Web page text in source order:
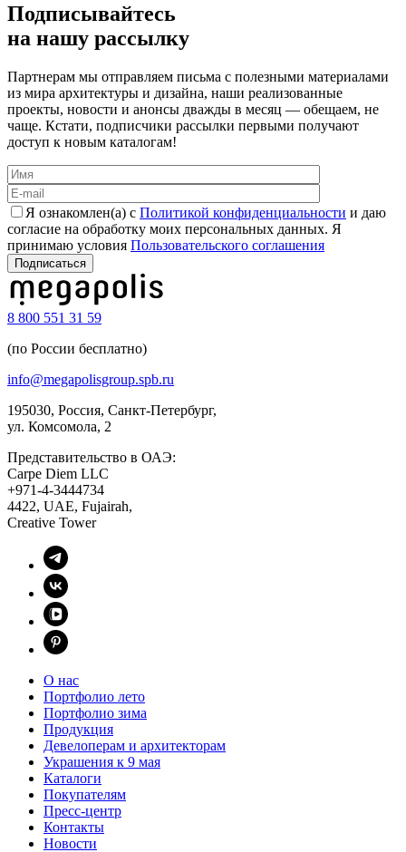
Подписывайтесь
на нашу рассылку
Партнерам мы отправляем письма с полезными материалами
из мира архитектуры и дизайна, наши реализованные
проекты, новости и анонсы дважды в месяц — обещаем, не
чаще. Кстати, подписчики рассылки первыми получают
доступ к новым каталогам!
Я ознакомлен(а) с Политикой конфиденциальности и даю
согласие на обработку моих персональных данных. Я
принимаю условия Пользовательского соглашения
8 800 551 31 59
(по России бесплатно)
info@megapolisgroup.spb.ru
195030, Россия, Санкт-Петербург,
ул. Комсомола, 2
Представительство в ОАЭ:
Carpe Diem LLC
+971-4-3444734
4422, UAE, Fujairah,
Creative Tower
О нас
Портфолио лето
Портфолио зима
Продукция
Девелоперам и архитекторам
Украшения к 9 мая
Каталоги
Покупателям
Пресс-центр
Контакты
Новости